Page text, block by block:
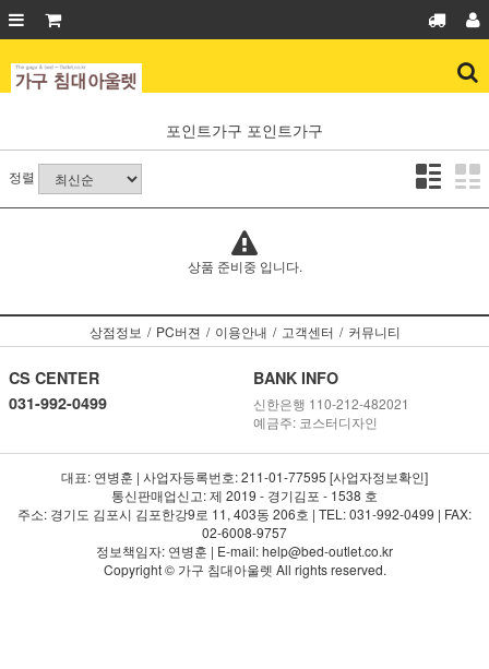
포인트가구 포인트가구
정렬
상품 준비중 입니다.
상점정보 / PC버젼 / 이용안내 / 고객센터 / 커뮤니티
CS CENTER
031-992-0499
BANK INFO
신한은행 110-212-482021
예금주: 코스터디자인
대표: 연병훈 | 사업자등록번호: 211-01-77595 [사업자정보확인]
통신판매업신고: 제 2019 - 경기김포 - 1538 호
주소: 경기도 김포시 김포한강9로 11, 403동 206호 | TEL: 031-992-0499 | FAX:
02-6008-9757
정보책임자: 연병훈 | E-mail: help@bed-outlet.co.kr
Copyright © 가구 침대아울렛 All rights reserved.